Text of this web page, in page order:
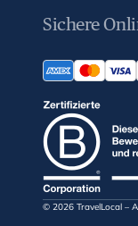
Sichere
© 2026 TravelLocal –